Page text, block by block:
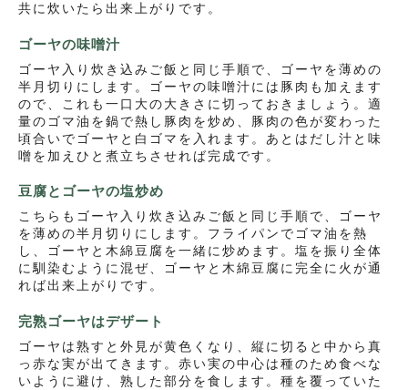
共に炊いたら出来上がりです。
ゴーヤの味噌汁
ゴーヤ入り炊き込みご飯と同じ手順で、ゴーヤを薄めの
半月切りにします。ゴーヤの味噌汁には豚肉も加えます
ので、これも一口大の大きさに切っておきましょう。適
量のゴマ油を鍋で熱し豚肉を炒め、豚肉の色が変わった
頃合いでゴーヤと白ゴマを入れます。あとはだし汁と味
噌を加えひと煮立ちさせれば完成です。
豆腐とゴーヤの塩炒め
こちらもゴーヤ入り炊き込みご飯と同じ手順で、ゴーヤ
を薄めの半月切りにします。フライパンでゴマ油を熱
し、ゴーヤと木綿豆腐を一緒に炒めます。塩を振り全体
に馴染むように混ぜ、ゴーヤと木綿豆腐に完全に火が通
れば出来上がりです。
完熟ゴーヤはデザート
ゴーヤは熟すと外見が黄色くなり、縦に切ると中から真
っ赤な実が出てきます。赤い実の中心は種のため食べな
いように避け、熟した部分を食します。種を覆っていた